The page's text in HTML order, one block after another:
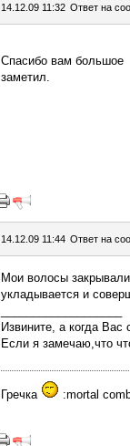
14.12.09 11:32 Ответ на
Спасибо вам большое
заметил.
14.12.09 11:44 Ответ на
Мои волосы
укладывается и
Извините, а когда
Если я замечаю,что
Гречка :mortal